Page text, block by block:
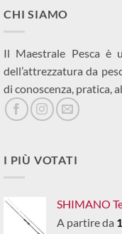
CHI SIAMO
Il Maestrale Pesca è
dell’attrezzatura da
di conoscenza, pratica,
I PIÙ VOTATI
SHIMANO
A partire da